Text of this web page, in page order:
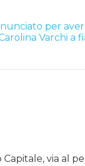
per
Varchi a
Capitale, via al